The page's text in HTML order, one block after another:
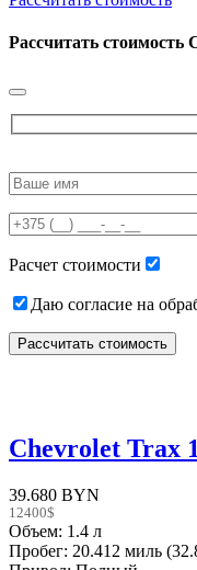
Рассчитать стоимость
leave
field
empty.
Расчет стоимости
Даю согласие на
Chevrolet Trax
39.680 BYN
12400$
Объем: 1.4 л
Пробег: 20.412 миль